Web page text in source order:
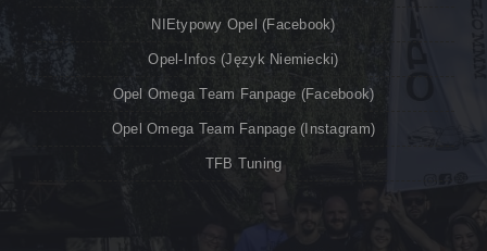
NIEtypowy Opel (Facebook)
Opel-Infos (język Niemiecki)
Opel Omega Team Fanpage (Facebook)
Opel Omega Team Fanpage (Instagram)
TFB Tuning